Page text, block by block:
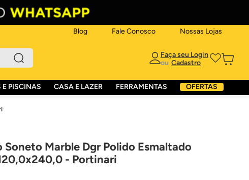
Blog Fale Conosco Nossas Lojas
ou
PISCINAS CASA E LAZER FERRAMENTAS OFERTAS
Soneto Marble Dgr Polido Esmaltado
- Portinari